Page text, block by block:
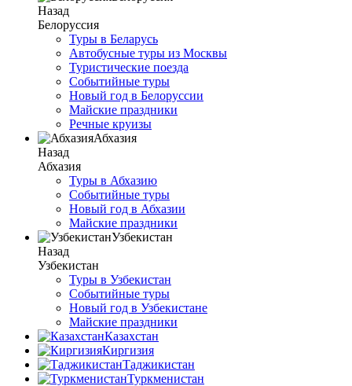
Назад
Белоруссия
Туры в Беларусь
Автобусные туры из Москвы
Туристические поезда
Событийные туры
Новый год в Белоруссии
Майские праздники
Речные круизы
Абхазия
Назад
Абхазия
Туры в Абхазию
Событийные туры
Новый год в Абхазии
Майские праздники
Узбекистан
Назад
Узбекистан
Туры в Узбекистан
Событийные туры
Новый год в Узбекистане
Майские праздники
Казахстан
Киргизия
Таджикистан
Туркменистан